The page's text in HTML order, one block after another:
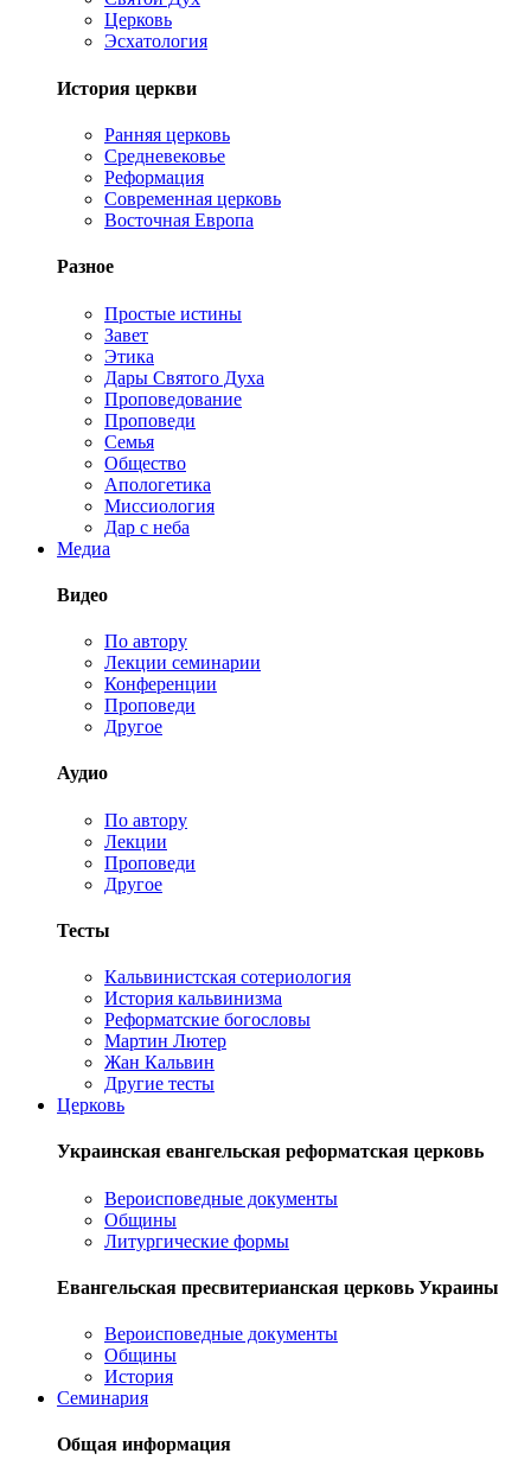
Церковь
Эсхатология
История церкви
Ранняя церковь
Средневековье
Реформация
Современная церковь
Восточная Европа
Разное
Простые истины
Завет
Этика
Дары Святого Духа
Проповедование
Проповеди
Семья
Общество
Апологетика
Миссиология
Дар с неба
Медиа
Видео
По автору
Лекции семинарии
Конференции
Проповеди
Другое
Аудио
По автору
Лекции
Проповеди
Другое
Тесты
Кальвинистская сотериология
История кальвинизма
Реформатские богословы
Мартин Лютер
Жан Кальвин
Другие тесты
Церковь
Украинская евангельская реформатская церковь
Вероисповедные документы
Общины
Литургические формы
Евангельская пресвитерианская церковь Украины
Вероисповедные документы
Общины
История
Семинария
Общая информация